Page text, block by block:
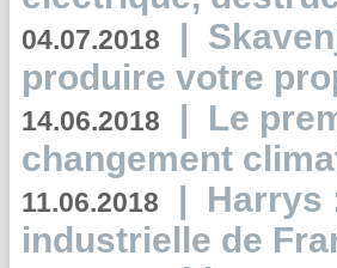
04.07.2018 |
produire votre
14.06.2018 | Le
changement
11.06.2018 | Harrys
industrielle de